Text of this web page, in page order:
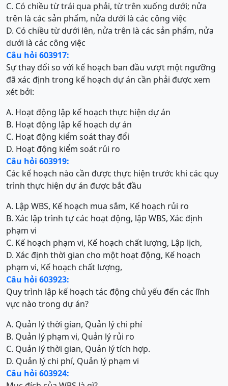
C. Có chiều từ trái qua phải, từ trên xuống dưới; nửa
trên là các sản phẩm, nửa dưới là các công việc
D. Có chiều từ dưới lên, nửa trên là các sản phẩm, nửa
dưới là các công việc
Câu hỏi 603917:
Sự thay đổi so với kế hoạch ban đầu vượt một ngưỡng
đã xác định trong kế hoạch dự án cần phải được xem
xét bởi:
A. Hoạt động lập kế hoạch thực hiện dự án
B. Hoạt động lập kế hoạch dự án
C. Hoạt động kiểm soát thay đổi
D. Hoạt động kiểm soát rủi ro
Câu hỏi 603919:
Các kế hoạch nào cần được thực hiện trước khi các quy
trình thực hiện dự án được bắt đầu
A. Lập WBS, Kế hoạch mua sắm, Kế hoạch rủi ro
B. Xác lập trình tự các hoạt động, lập WBS, Xác định
phạm vi
C. Kế hoạch phạm vi, Kế hoạch chất lượng, Lập lịch,
D. Xác định thời gian cho một hoạt động, Kế hoạch
phạm vi, Kế hoạch chất lượng,
Câu hỏi 603923:
Quy trình lập kế hoạch tác động chủ yếu đến các lĩnh
vực nào trong dự án?
A. Quản lý thời gian, Quản lý chi phí
B. Quản lý phạm vi, Quản lý rủi ro
C. Quản lý thời gian, Quản lý tích hợp.
D. Quản lý chi phí, Quản lý phạm vi
Câu hỏi 603924: